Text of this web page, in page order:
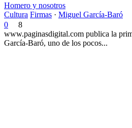
Homero y nosotros
Cultura Firmas · Miguel García-Baró
0
8
www.paginasdigital.com publica la
García-Baró, uno de los pocos...